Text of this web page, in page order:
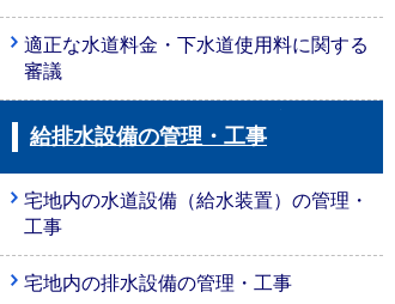
適正な水道料金・下水道使用料に関する
審議
給排水設備の管理・工事
宅地内の水道設備（給水装置）の管理・
工事
宅地内の排水設備の管理・工事